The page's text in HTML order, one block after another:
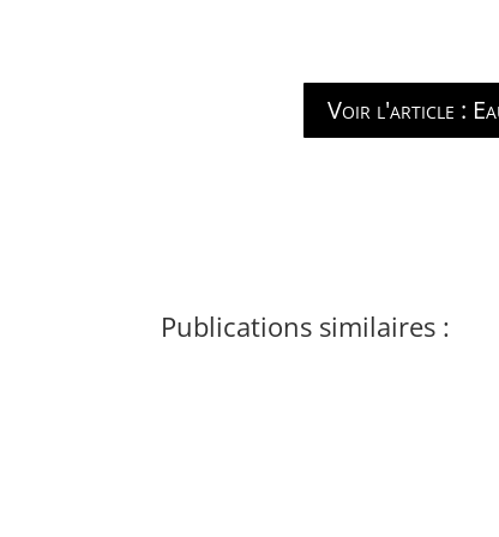
Voir l'article :
Publications similaires :